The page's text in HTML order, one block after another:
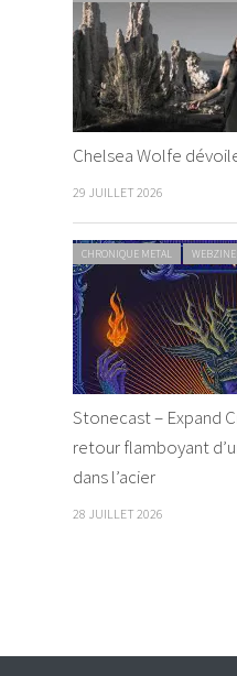
Chelsea Wolfe
29 JUILLET 2026
CHRONIQUE METAL
Stonecast – Expand
retour flamboyant
dans l’acier
28 JUILLET 2026